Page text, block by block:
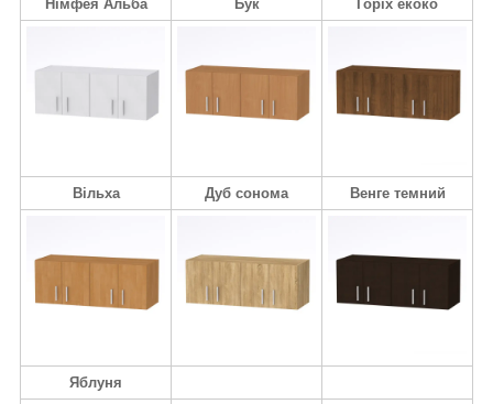
Німфея Альба Бук Горіх екоко
Вільха Дуб сонома Венге темний
Яблуня